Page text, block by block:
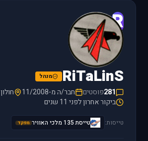
R
RiTaLinS מנהל
281פוסטים חבר/ה מ-11/2008
חולון
ביקור אחרון לפני 11 שנים
טייסות: טייסת 135 מלכי האוויר מפקד